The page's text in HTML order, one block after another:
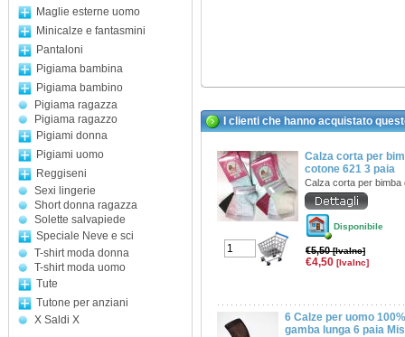
Maglie esterne uomo
Minicalze e fantasmini
Pantaloni
Pigiama bambina
Pigiama bambino
Pigiama ragazza
Pigiama ragazzo
Pigiami donna
Pigiami uomo
Reggiseni
Sexi lingerie
Short donna ragazza
Solette salvapiede
Speciale Neve e sci
T-shirt moda donna
T-shirt moda uomo
Tute
Tutone per anziani
X Saldi X
I clienti che hanno acquistato
Calza corta per
cotone 621 3 paia
Calza corta per bimba
Disponibile
€5,50[IvaInc]
€4,50 [IvaInc]
6 Calze per uomo
gamba lunga 6 paia